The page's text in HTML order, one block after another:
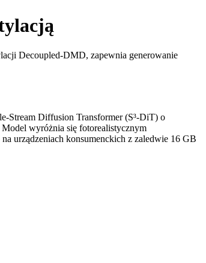
Decoupled-DMD, zapewnia generowanie
Stream Diffusion Transformer (S³-DiT) o
wyróżnia się fotorealistycznym
urządzeniach konsumenckich z zaledwie 16 GB